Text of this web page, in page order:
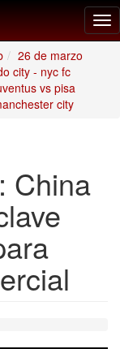
26 de marzo
city - nyc fc
vs pisa
city
China